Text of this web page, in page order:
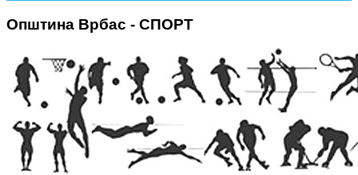
Општина Врбас - СПОРТ